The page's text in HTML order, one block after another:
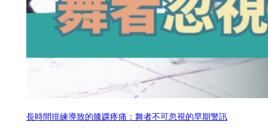
長時間排練導致的膝踝疼痛：舞者不可忽視的早期警訊